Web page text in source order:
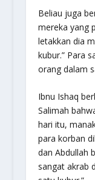
Beliau juga
mereka yang
letakkan dia
kubur.” Para
orang dalam
Ibnu Ishaq
Salimah
hari itu,
para korban
dan Abdullah
sangat akrab